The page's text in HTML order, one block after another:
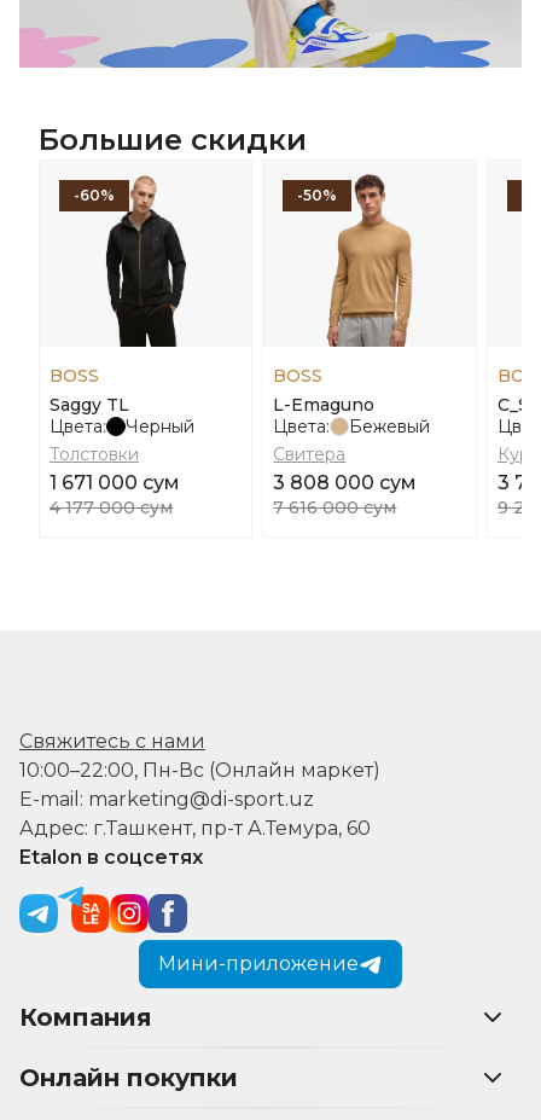
Большие скидки
-60%
BOSS
Saggy TL
Цвета:
Черный
Толстовки
1 671 000 сум
4 177 000 сум
-50%
BOSS
L-Emaguno
Цвета:
Бежевый
Свитера
3 808 000 сум
7 616 000 сум
3
9
Свяжитесь с нами
10:00–22:00, Пн-Вс (Онлайн маркет)
E-mail: marketing@di-sport.uz
Адрес: г.Ташкент, пр-т А.Темура, 60
Etalon в соцсетях
Мини-приложение
Компания
Онлайн покупки